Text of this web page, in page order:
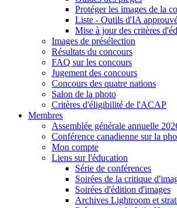
Protéger les images de la
Liste - Outils d'IA
Mise à jour des critères
Images de présélection
Résultats du concours
FAQ sur les concours
Jugement des concours
Concours des quatre nations
Salon de la photo
Critères d'éligibilité de l'ACAP
Membres
Assemblée générale annuelle
Conférence canadienne sur la
Mon compte
Liens sur l'éducation
Série de conférences
Soirées de la critique
Soirées d'édition d'images
Archives Lightroom et